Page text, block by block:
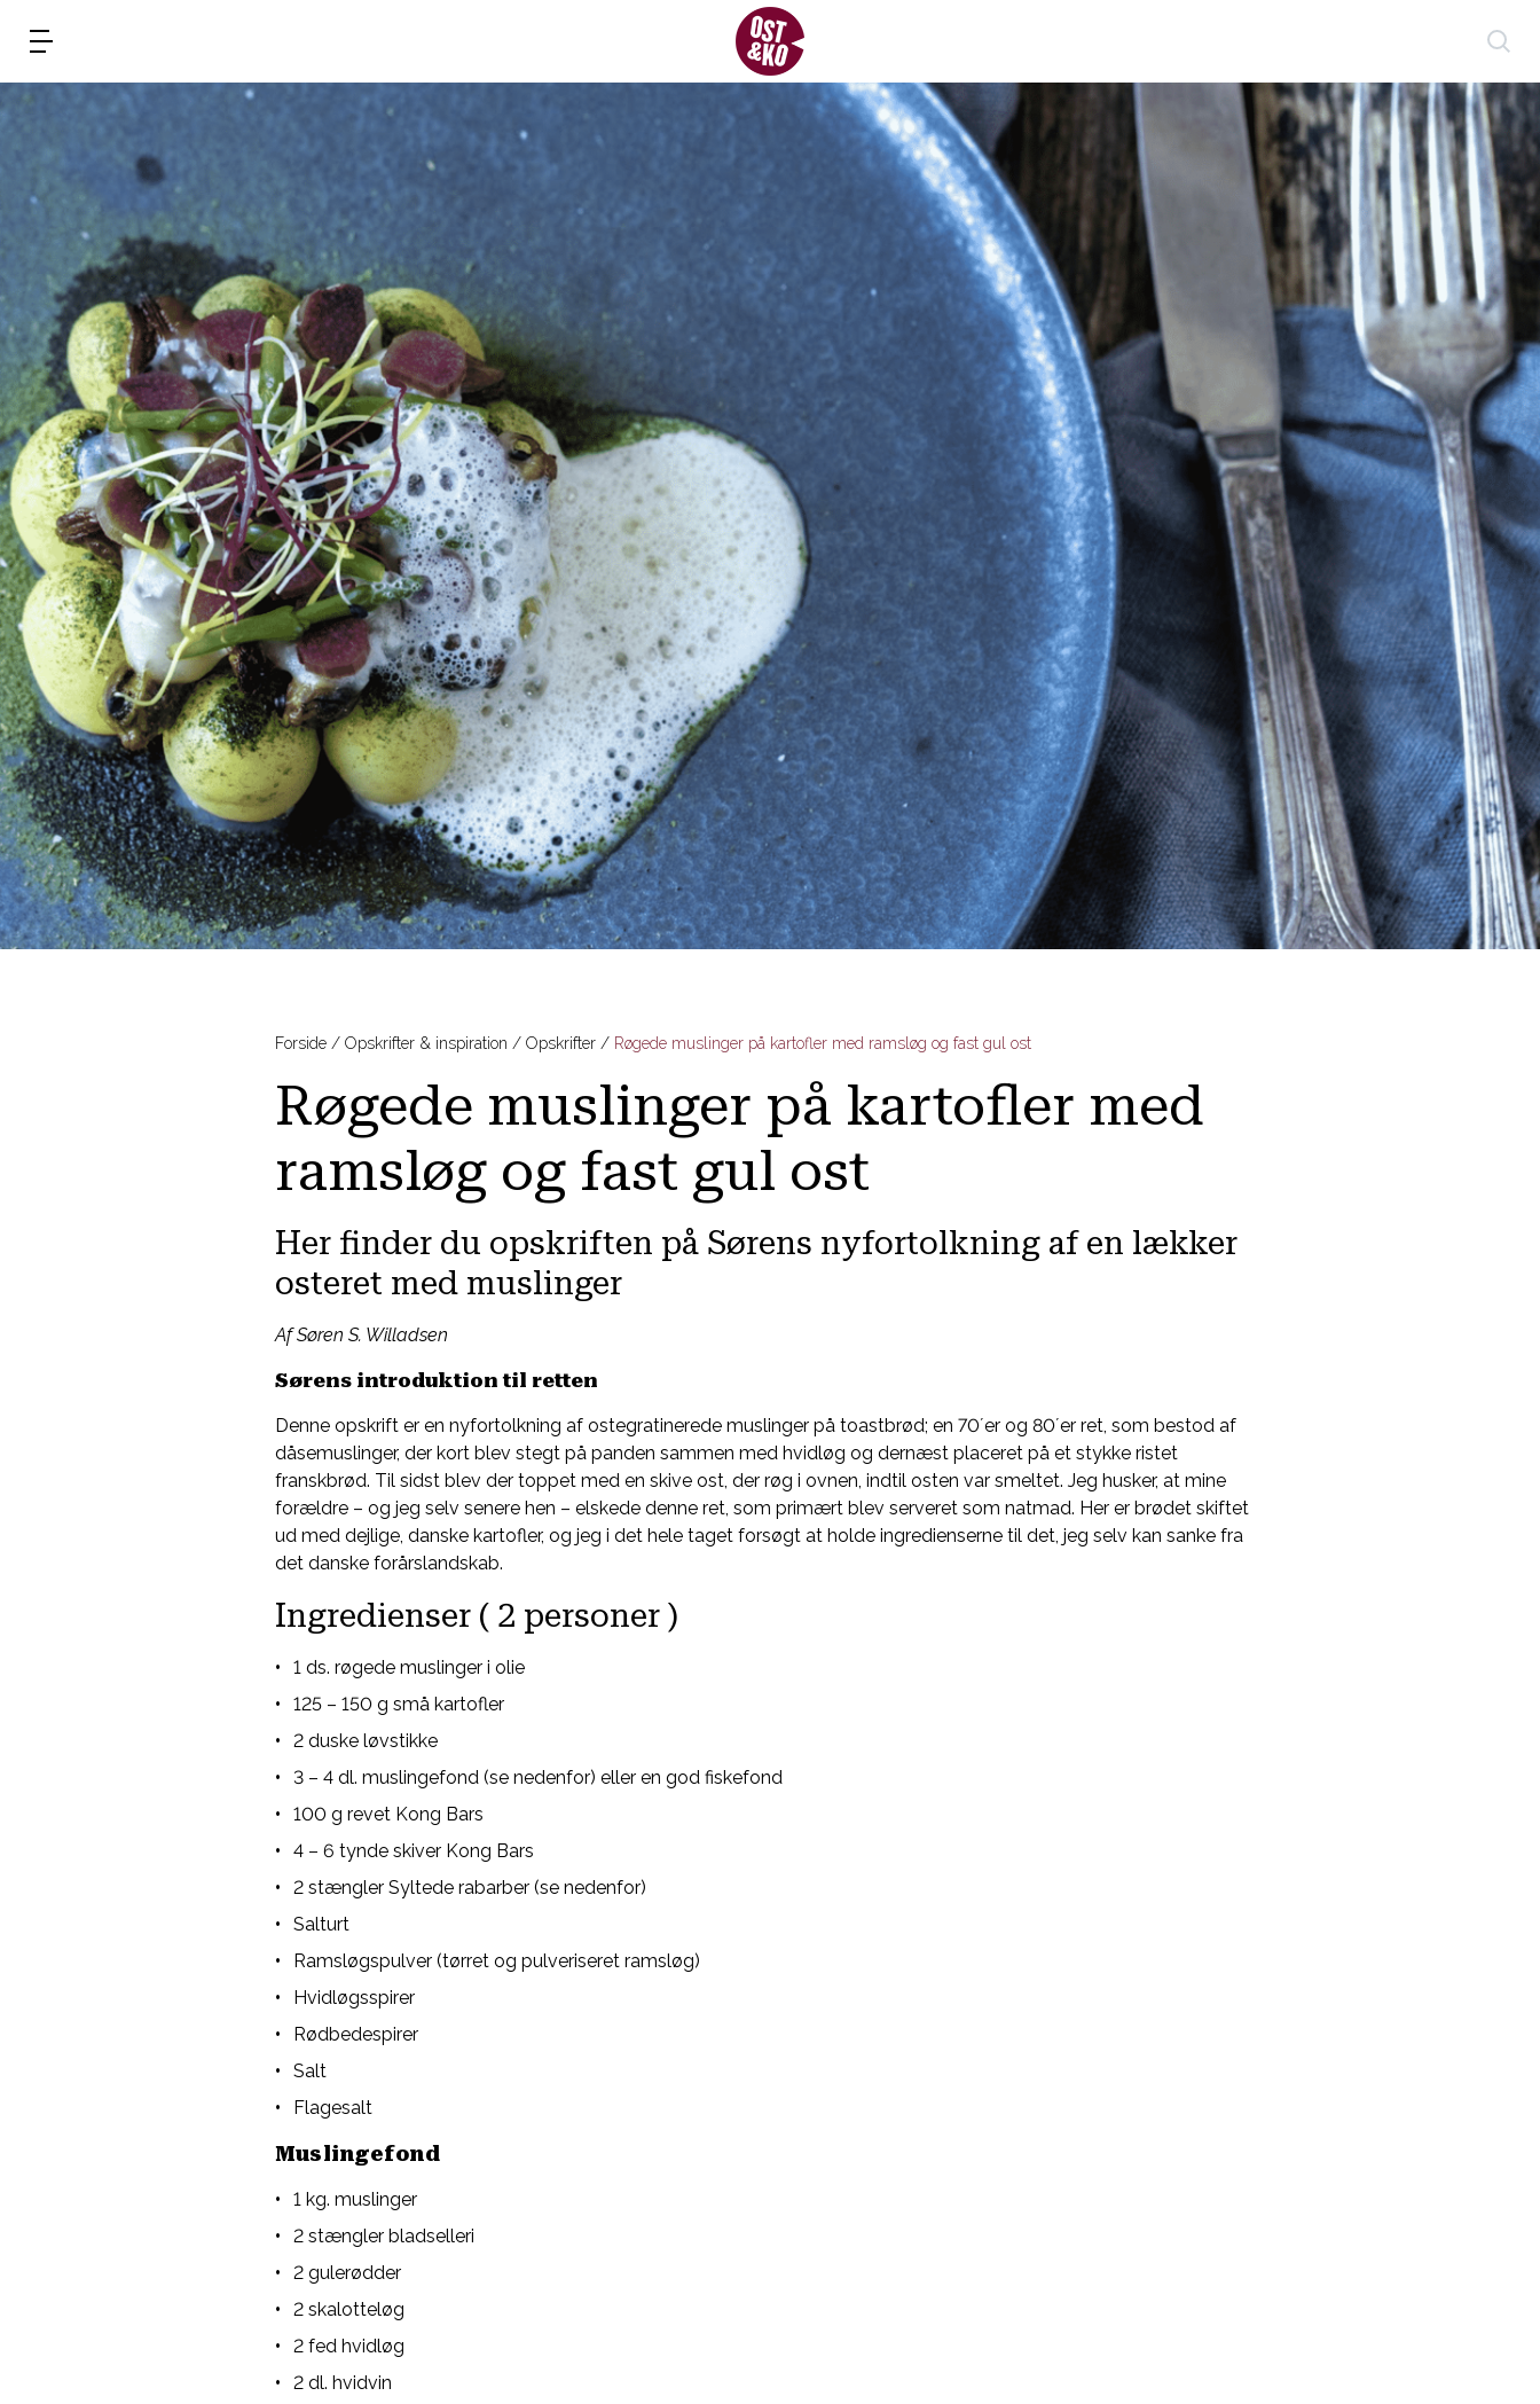
Forside Opskrifter & inspiration Opskrifter Røgede muslinger på kartofler med ramsløg og fast gul ost
Røgede muslinger på kartofler med
ramsløg og fast gul ost
Her finder du opskriften på Sørens nyfortolkning af en lækker
osteret med muslinger
Af Søren S. Willadsen
Sørens introduktion til retten
Denne opskrift er en nyfortolkning af ostegratinerede muslinger på toastbrød; en 70´er og 80´er ret, som bestod af
dåsemuslinger, der kort blev stegt på panden sammen med hvidløg og dernæst placeret på et stykke ristet
franskbrød. Til sidst blev der toppet med en skive ost, der røg i ovnen, indtil osten var smeltet. Jeg husker, at mine
forældre – og jeg selv senere hen – elskede denne ret, som primært blev serveret som natmad. Her er brødet skiftet
ud med dejlige, danske kartofler, og jeg i det hele taget forsøgt at holde ingredienserne til det, jeg selv kan sanke fra
det danske forårslandskab.
Ingredienser ( 2 personer )
1 ds. røgede muslinger i olie
125 – 150 g små kartofler
2 duske løvstikke
3 – 4 dl. muslingefond (se nedenfor) eller en god fiskefond
100 g revet Kong Bars
4 – 6 tynde skiver Kong Bars
2 stængler Syltede rabarber (se nedenfor)
Salturt
Ramsløgspulver (tørret og pulveriseret ramsløg)
Hvidløgsspirer
Rødbedespirer
Salt
Flagesalt
Muslingefond
1 kg. muslinger
2 stængler bladselleri
2 gulerødder
2 skalotteløg
2 fed hvidløg
2 dl. hvidvin